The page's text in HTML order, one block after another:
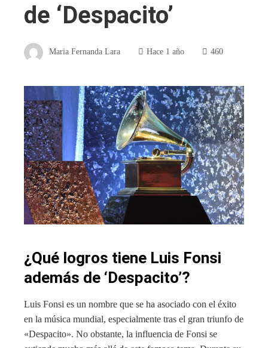
de ‘Despacito’
Maria Fernanda Lara Hace 1 año 460
¿Qué logros tiene Luis Fonsi
además de ‘Despacito’?
Luis Fonsi es un nombre que se ha asociado con el éxito
en la música mundial, especialmente tras el gran triunfo de
«Despacito». No obstante, la influencia de Fonsi se